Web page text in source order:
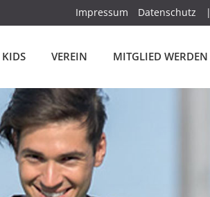
Impressum Datenschutz |
KIDS VEREIN MITGLIED WERDEN